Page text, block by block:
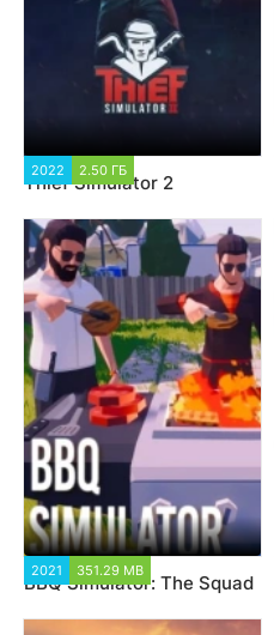
2022 2.50 ГБ
Thief Simulator 2
2021 351.29 MB
BBQ Simulator: The Squad